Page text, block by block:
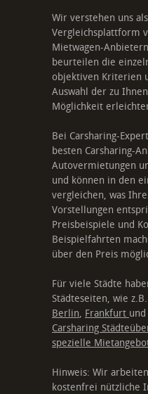
Wir verstehen uns
Vergleichsplattform
Mietwagen-
beurteilen die
objektiven Kriterien
Auswahl der zu
Möglichkeit
Bei Carsharing-
besten Carsharing-
Autovermietungen
und können in den
vergleichen, was
Vorstellungen
Preisbeispiele und
Beispielfahrten
über den Preis
Für viele Städte
Städteseiten, wie z.B.
Berlin, Frankfurt
Carsharing
spezielle
Hinweis: Wir
kostenfrei nützliche